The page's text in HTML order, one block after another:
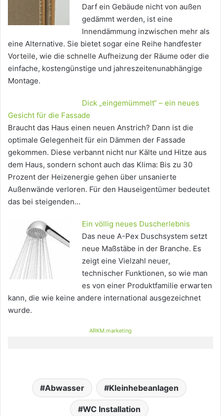
Darf ein Gebäude nicht von außen
gedämmt werden, ist eine
Innendämmung inzwischen mehr als
eine Alternative. Sie bietet sogar eine Reihe handfester
Vorteile, wie die schnelle Aufheizung der Räume oder die
einfache, kostengünstige und jahreszeitenunabhängige
Montage.
Dick „eingemümmelt“ – ein neues
Gesicht für die Fassade
Braucht das Haus einen neuen Anstrich? Dann ist die
optimale Gelegenheit für ein Dämmen der Fassade
gekommen. Diese verbannt nicht nur Kälte und Hitze aus
dem Haus, sondern schont auch das Klima: Bis zu 30
Prozent der Heizenergie gehen über unsanierte
Außenwände verloren. Für den Hauseigentümer bedeutet
das bei steigenden…
Ein völlig neues Duscherlebnis
Das neue A-Pex Duschsystem setzt
neue Maßstäbe in der Branche. Es
zeigt eine Vielzahl neuer,
technischer Funktionen, so wie man
es von einer Produktfamilie erwarten
kann, die wie keine andere international ausgezeichnet
wurde.
ARKM.marketing
Abwasser Kleinhebeanlagen
WC Installation